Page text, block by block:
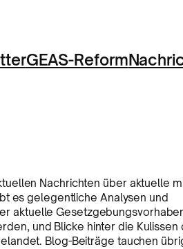
GEAS-Reform
Nachrichten über aktuelle
es gelegentliche Analysen und
aktuelle
und Blicke hinter die Kulissen
Blog-Beiträge tauchen